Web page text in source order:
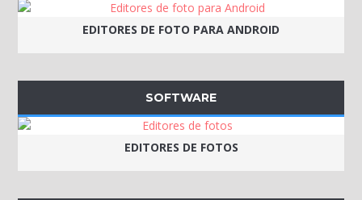
EDITORES DE FOTO PARA ANDROID
SOFTWARE
EDITORES DE FOTOS